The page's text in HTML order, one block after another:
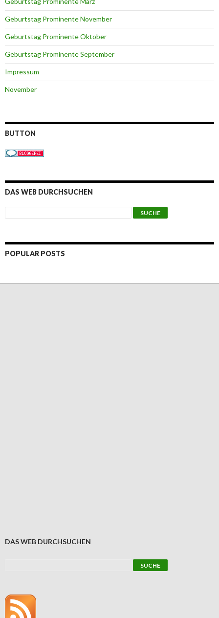
Geburtstag Prominente November
Geburtstag Prominente Oktober
Geburtstag Prominente September
Impressum
November
BUTTON
DAS WEB DURCHSUCHEN
POPULAR POSTS
DAS WEB DURCHSUCHEN